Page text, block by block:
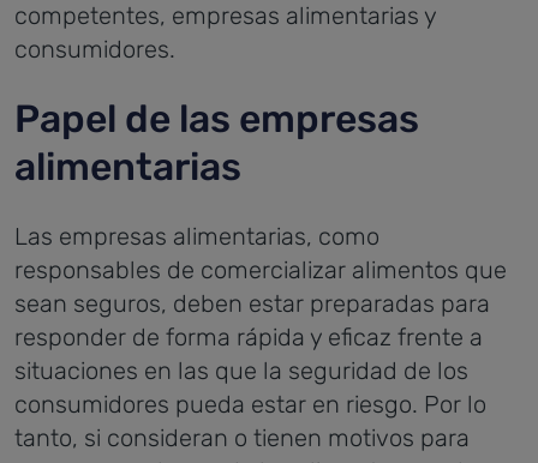
competentes, empresas alimentarias y
consumidores.
Papel de las empresas
alimentarias
Las empresas alimentarias, como
responsables de comercializar alimentos que
sean seguros, deben estar preparadas para
responder de forma rápida y eficaz frente a
situaciones en las que la seguridad de los
consumidores pueda estar en riesgo. Por lo
tanto, si consideran o tienen motivos para